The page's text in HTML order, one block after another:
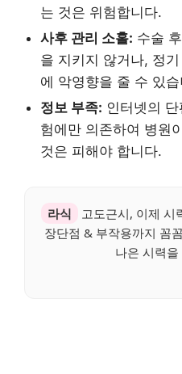
는 것은 위험합니다.
사후 관리 소홀: 수술
을 지키지 않거나, 정
에 악영향을 줄 수 있
정보 부족: 인터넷의
험에만 의존하여 병원
것은 피해야 합니다.
라식
고도근시, 이제 시
장단점 & 부작용까지 꼼
나은 시력